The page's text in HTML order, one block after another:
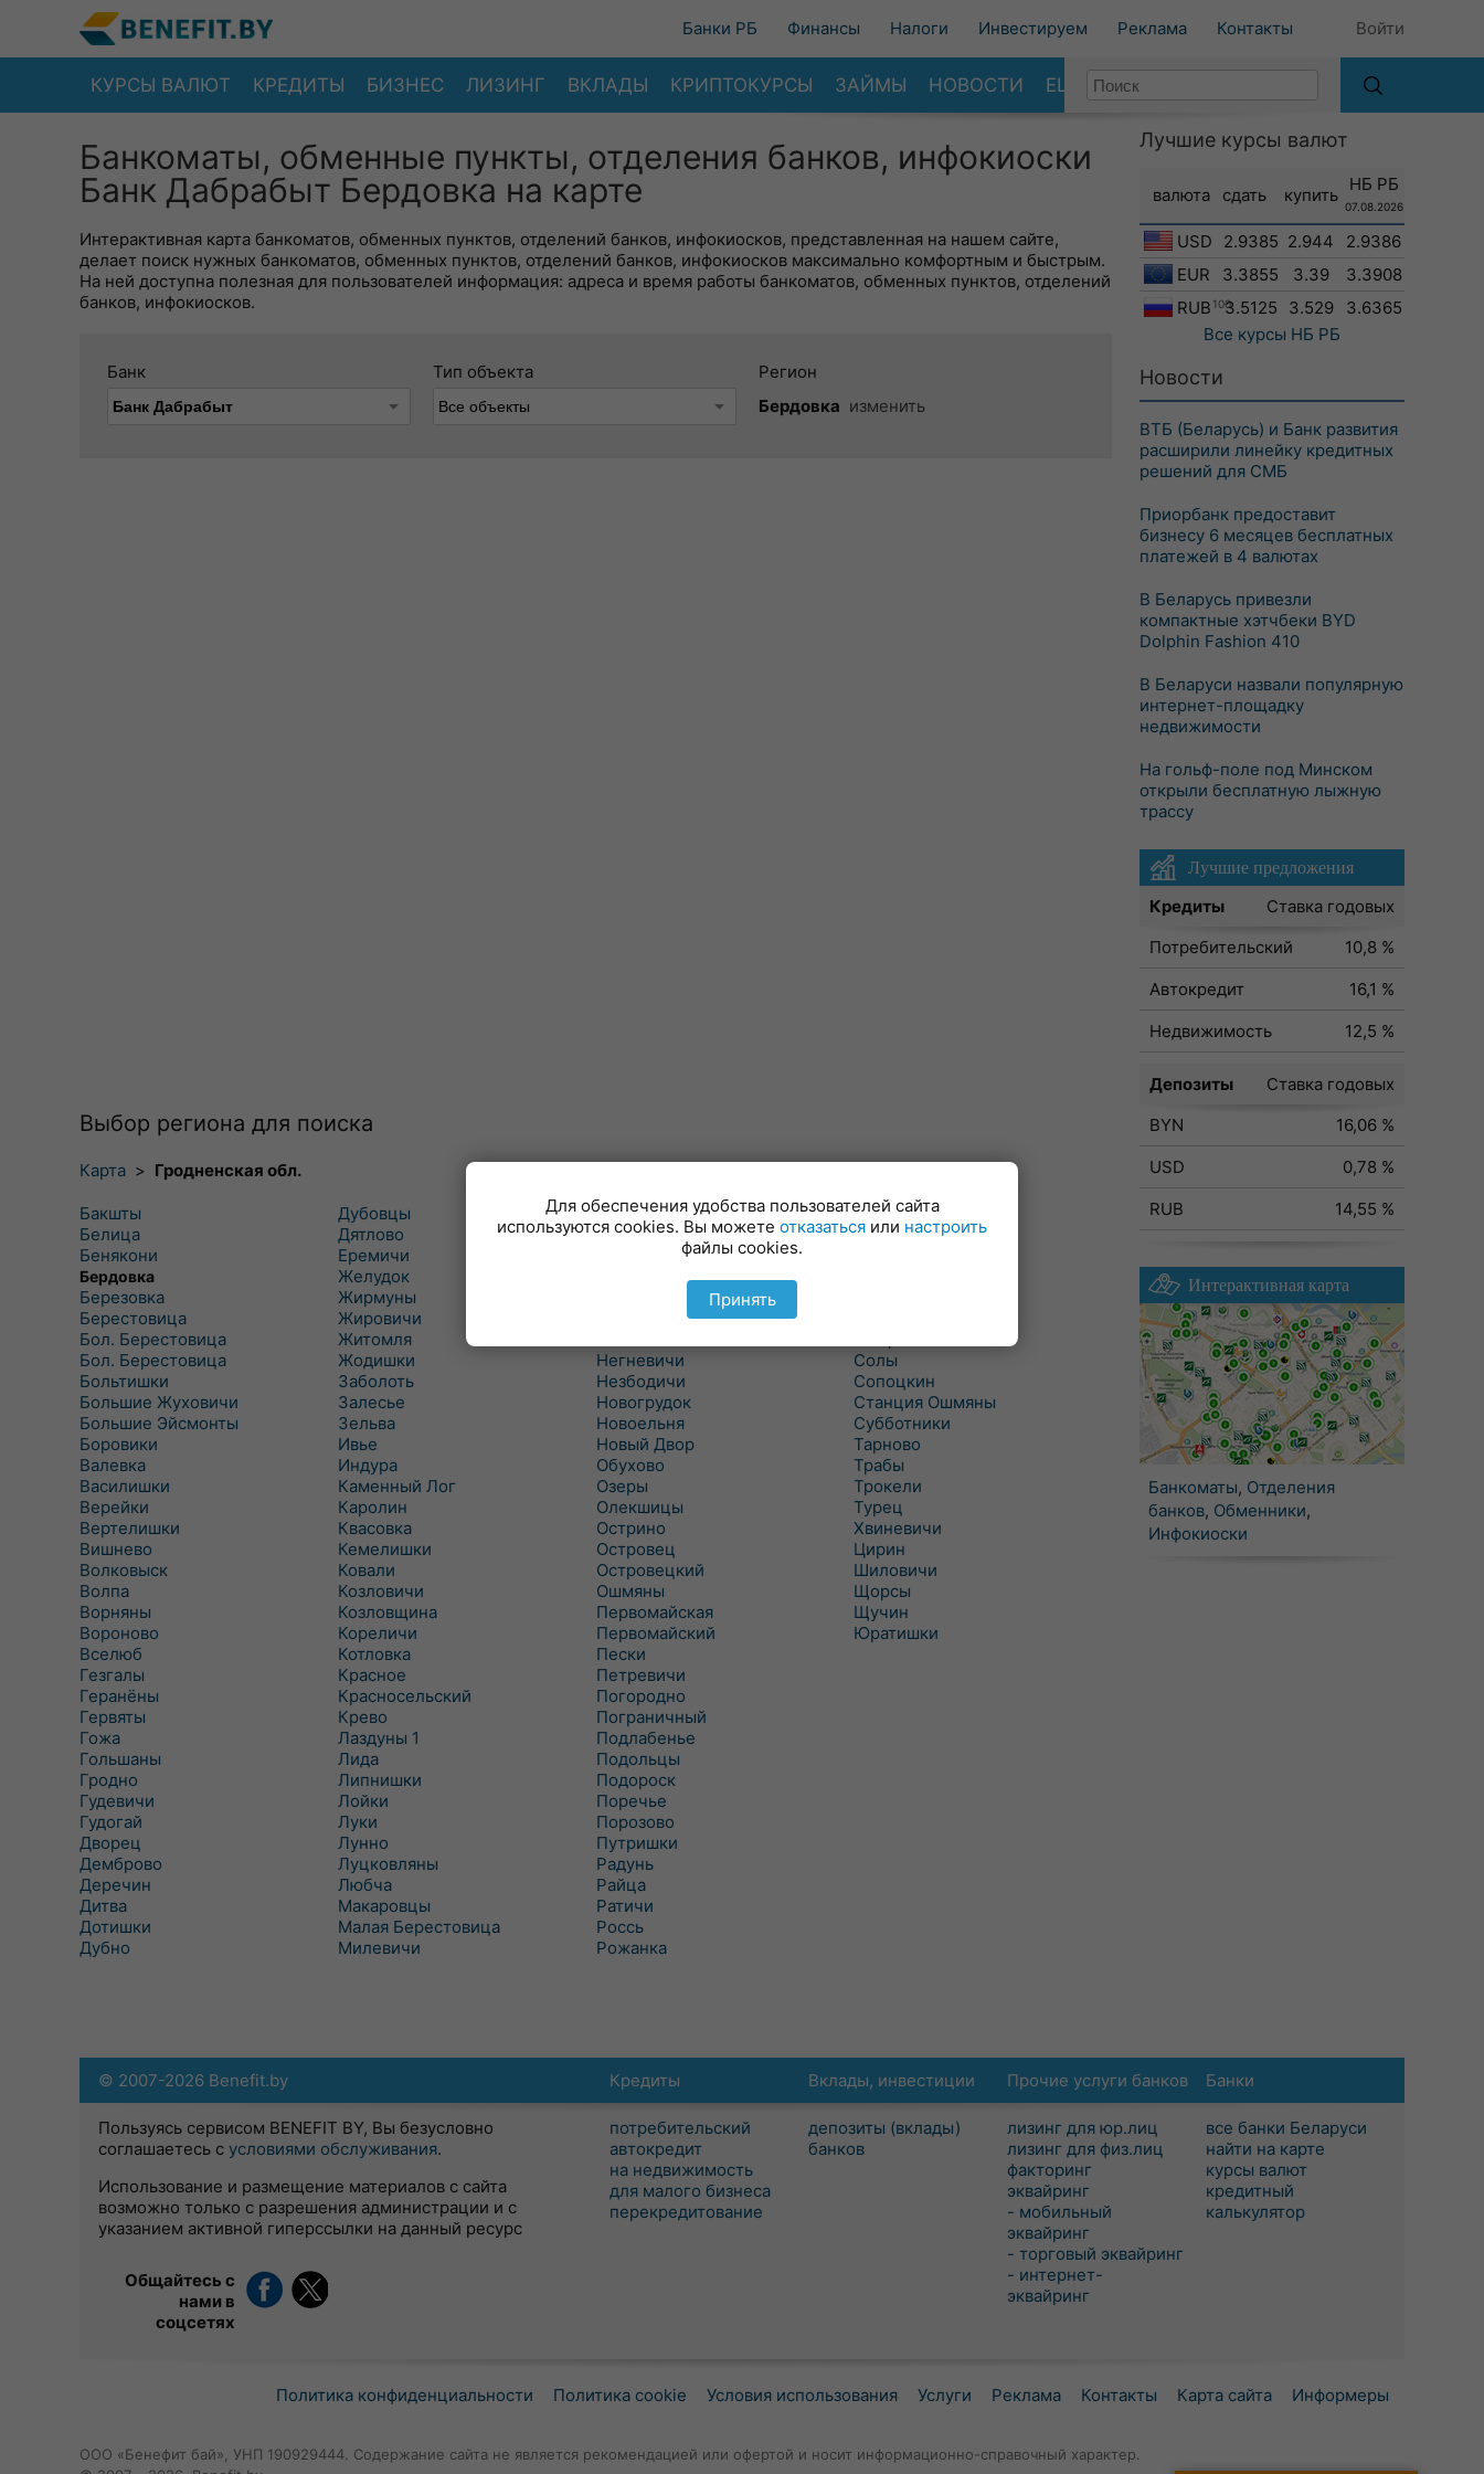
Банки РБ Финансы Налоги Инвестируем Реклама Контакты Войти
КУРСЫ ВАЛЮТ КРЕДИТЫ БИЗНЕС ЛИЗИНГ ВКЛАДЫ КРИПТОКУРСЫ ЗАЙМЫ НОВОСТИ ЕЩЕ
Банкоматы, обменные пункты, отделения банков, инфокиоски
Банк Дабрабыт Бердовка на карте
Интерактивная карта банкоматов, обменных пунктов, отделений банков, инфокиосков, представленная на нашем сайте,
делает поиск нужных банкоматов, обменных пунктов, отделений банков, инфокиосков максимально комфортным и быстрым.
На ней доступна полезная для пользователей информация: адреса и время работы банкоматов, обменных пунктов, отделений
банков, инфокиосков.
Банк Тип объекта
Регион
Бердовка изменить
Выбор региона для поиска
Карта > Гродненская обл.
Бакшты
Белица
Бенякони
Бердовка
Березовка
Берестовица
Бол. Берестовица
Бол. Берестовица
Больтишки
Большие Жуховичи
Большие Эйсмонты
Боровики
Валевка
Василишки
Верейки
Вертелишки
Вишнево
Волковыск
Волпа
Ворняны
Вороново
Вселюб
Гезгалы
Геранёны
Гервяты
Гожа
Гольшаны
Гродно
Гудевичи
Гудогай
Дворец
Демброво
Деречин
Дитва
Дотишки
Дубно
Дубовцы
Дятлово
Еремичи
Желудок
Жирмуны
Жировичи
Житомля
Жодишки
Заболоть
Залесье
Зельва
Ивье
Индура
Каменный Лог
Каролин
Квасовка
Кемелишки
Ковали
Козловичи
Козловщина
Кореличи
Котловка
Красное
Красносельский
Крево
Лаздуны 1
Лида
Липнишки
Лойки
Луки
Лунно
Луцковляны
Любча
Макаровцы
Малая Берестовица
Милевичи
Минойты
Мир
Михалишки
Можейково
Мосты Правые
Негневичи
Незбодичи
Новогрудок
Новоельня
Новый Двор
Обухово
Озеры
Олекшицы
Острино
Островец
Островецкий
Ошмяны
Первомайская
Первомайский
Пески
Петревичи
Погородно
Пограничный
Подлабенье
Подольцы
Подороск
Поречье
Порозово
Путришки
Радунь
Райца
Ратичи
Роcсь
Рожанка
Россь
Свислочь
Солы
Сопоцкин
Станция Ошмяны
Субботники
Тарново
Трабы
Трокели
Турец
Хвиневичи
Цирин
Шиловичи
Щорсы
Щучин
Юратишки
Лучшие курсы валют
валюта сдать купить
НБ РБ
07.08.2026
USD 2.9385 2.944
2.9386
EUR
3.3855 3.39
3.3908
RUB 1003.5125 3.529
3.6365
Все курсы НБ РБ
Новости
ВТБ (Беларусь) и Банк развития
расширили линейку кредитных
решений для СМБ
Приорбанк предоставит
бизнесу 6 месяцев бесплатных
платежей в 4 валютах
В Беларусь привезли
компактные хэтчбеки BYD
Dolphin Fashion 410
В Беларуси назвали популярную
интернет-площадку
недвижимости
На гольф-поле под Минском
открыли бесплатную лыжную
трассу
Лучшие предложения
Кредиты
Ставка годовых
Потребительский
10,8 %
Автокредит
16,1 %
Недвижимость
12,5 %
Депозиты
Ставка годовых
BYN
16,06 %
USD
0,78 %
RUB
14,55 %
Интерактивная карта
Банкоматы, Отделения
банков, Обменники,
Инфокиоски
Кредиты
потребительский
автокредит
на недвижимость
для малого бизнеса
перекредитование
Вклады, инвестиции
депозиты (вклады)
банков
Прочие услуги банков
лизинг для юр.лиц
лизинг для физ.лиц
факторинг
эквайринг
- мобильный
эквайринг
- торговый эквайринг
- интернет-
эквайринг
Банки
все банки Беларуси
найти на карте
курсы валют
кредитный
калькулятор
© 2007-2026 Benefit.by
Пользуясь сервисом BENEFIT BY, Вы безусловно
соглашаетесь с условиями обслуживания.
Использование и размещение материалов с сайта
возможно только с разрешения администрации и с
указанием активной гиперссылки на данный ресурс
Общайтесь с
нами в
соцсетях
Политика конфиденциальности Политика cookie Условия использования Услуги Реклама Контакты Карта сайта Информеры
ООО «Бенефит бай», УНП 190929444. Содержание сайта не является рекомендацией или офертой и носит информационно-справочный характер.
Для обеспечения удобства пользователей сайта
используются cookies. Вы можете отказаться или настроить
файлы cookies.
Принять